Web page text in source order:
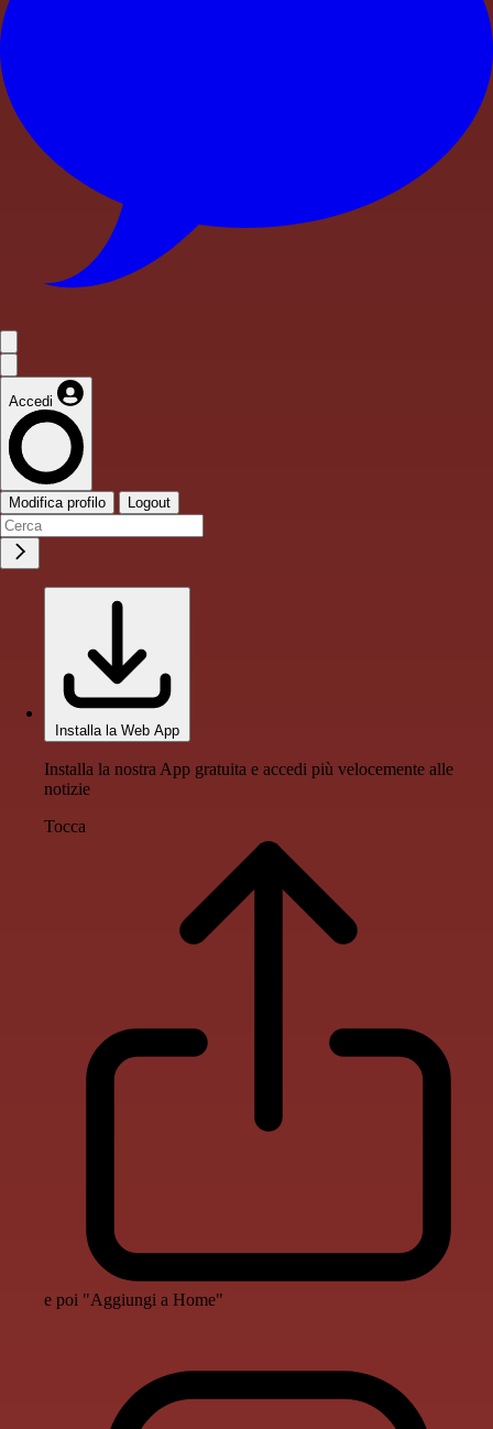
Accedi
Modifica profilo Logout
Installa la Web App
Installa la nostra App gratuita e accedi più velocemente alle
notizie
Tocca
e poi "Aggiungi a Home"